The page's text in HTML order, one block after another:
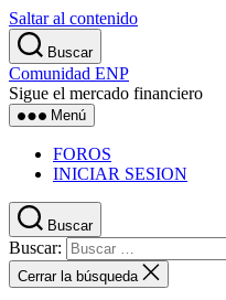
Saltar al contenido
Buscar
Comunidad ENP
Sigue el mercado financiero
Menú
FOROS
INICIAR SESION
Buscar
Buscar:
Cerrar la búsqueda